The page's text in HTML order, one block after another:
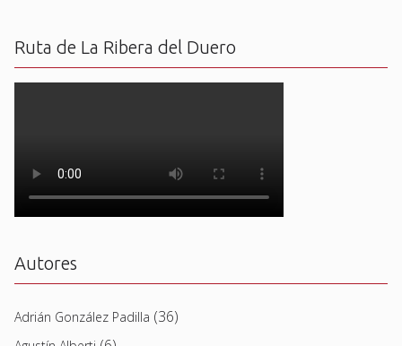
Ruta de La Ribera del Duero
Autores
Adrián González Padilla (36)